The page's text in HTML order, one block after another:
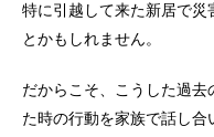
特に引越して来た新居で災
とかもしれません。
だからこそ、こうした過
た時の行動を家族で話し